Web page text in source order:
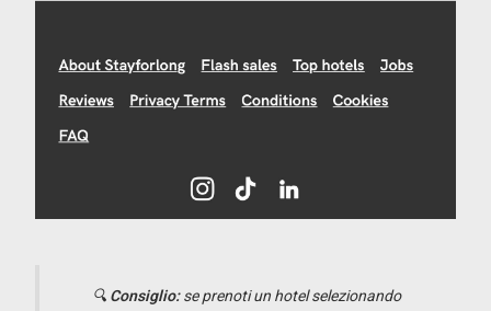
🔍 Consiglio:se prenoti un hotel selezionando